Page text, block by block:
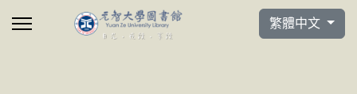
選擇你的語言
繁體中文